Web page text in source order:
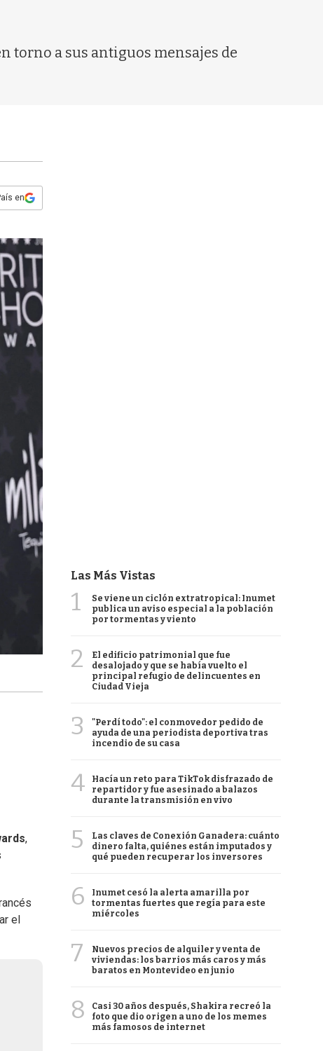
torno a sus antiguos mensajes de
en
,
el
Las Más Vistas
1
Se viene un ciclón extratropical: Inumet
publica un aviso especial a la población
por tormentas y viento
2
El edificio patrimonial que fue
desalojado y que se había vuelto el
principal refugio de delincuentes en
Ciudad Vieja
3
"Perdí todo": el conmovedor pedido de
ayuda de una periodista deportiva tras
incendio de su casa
4
Hacía un reto para TikTok disfrazado de
repartidor y fue asesinado a balazos
durante la transmisión en vivo
5
Las claves de Conexión Ganadera: cuánto
dinero falta, quiénes están imputados y
qué pueden recuperar los inversores
6
Inumet cesó la alerta amarilla por
tormentas fuertes que regía para este
miércoles
7
Nuevos precios de alquiler y venta de
viviendas: los barrios más caros y más
baratos en Montevideo en junio
8
Casi 30 años después, Shakira recreó la
foto que dio origen a uno de los memes
más famosos de internet